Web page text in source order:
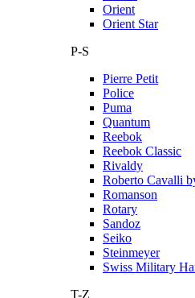
Orient
Orient Star
P-S
Pierre Petit
Police
Puma
Quantum
Reebok
Reebok Classic
Rivaldy
Roberto Cavalli
Romanson
Rotary
Sandoz
Seiko
Steinmeyer
Swiss Military
T-Z